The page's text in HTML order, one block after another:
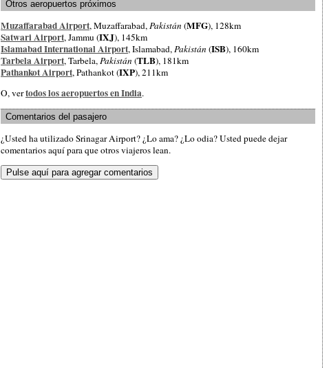
Otros aeropuertos próximos
Muzaffarabad Airport, Muzaffarabad,Pakistán (MFG), 128km
Satwari Airport, Jammu (IXJ), 145km
Islamabad International Airport, Islamabad,Pakistán (ISB), 160km
Tarbela Airport, Tarbela,Pakistán (TLB), 181km
Pathankot Airport, Pathankot (IXP), 211km
O, vertodos los aeropuertos en India.
Comentarios del pasajero
¿Usted ha utilizado Srinagar Airport? ¿Lo ama? ¿Lo odia? Usted puede dejar
comentarios aquí para que otros viajeros lean.